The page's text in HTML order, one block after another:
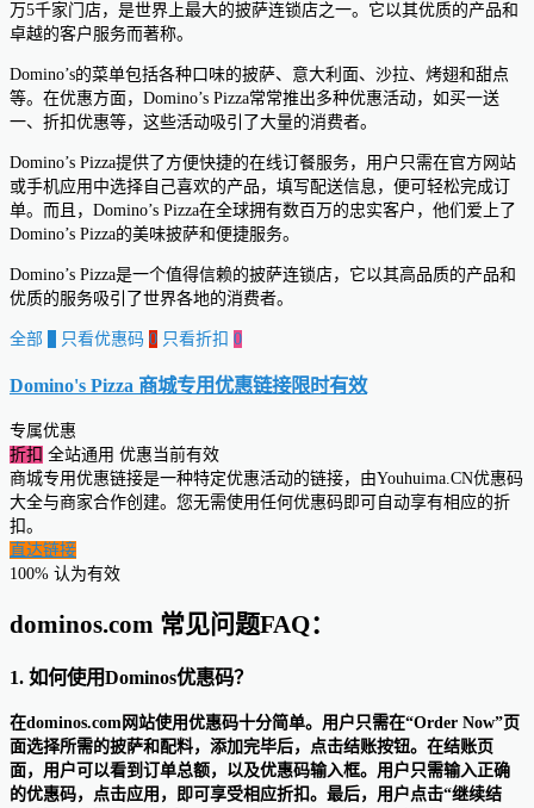
万5千家门店，是世界上最大的披萨连锁店之一。它以其优质的产品和
卓越的客户服务而著称。
Domino’s的菜单包括各种口味的披萨、意大利面、沙拉、烤翅和甜点
等。在优惠方面，Domino’s Pizza常常推出多种优惠活动，如买一送
一、折扣优惠等，这些活动吸引了大量的消费者。
Domino’s Pizza提供了方便快捷的在线订餐服务，用户只需在官方网站
或手机应用中选择自己喜欢的产品，填写配送信息，便可轻松完成订
单。而且，Domino’s Pizza在全球拥有数百万的忠实客户，他们爱上了
Domino’s Pizza的美味披萨和便捷服务。
Domino’s Pizza是一个值得信赖的披萨连锁店，它以其高品质的产品和
优质的服务吸引了世界各地的消费者。
全部 只看优惠码 0 只看折扣 0
Domino's Pizza 商城专用优惠链接限时有效
专属优惠
折扣
全站通用 优惠当前有效
商城专用优惠链接是一种特定优惠活动的链接，由Youhuima.CN优惠码
大全与商家合作创建。您无需使用任何优惠码即可自动享有相应的折
扣。
直达链接
100% 认为有效
dominos.com 常见问题FAQ：
1. 如何使用Dominos优惠码？
在dominos.com网站使用优惠码十分简单。用户只需在“Order Now”页
面选择所需的披萨和配料，添加完毕后，点击结账按钮。在结账页
面，用户可以看到订单总额，以及优惠码输入框。用户只需输入正确
的优惠码，点击应用，即可享受相应折扣。最后，用户点击“继续结